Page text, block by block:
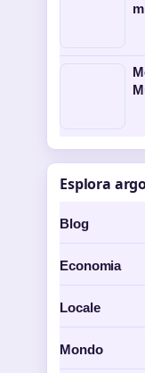
Esplora
Blog
Economia
Locale
Mondo